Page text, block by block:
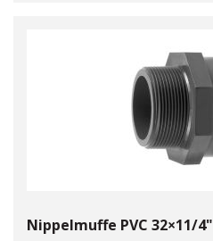
Nippelmuffe PVC 32×11/4"